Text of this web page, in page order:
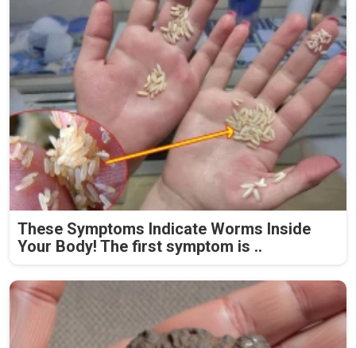
These Symptoms Indicate Worms Inside
Your Body! The first symptom is ..